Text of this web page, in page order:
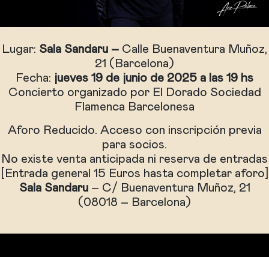
Lugar: Sala Sandaru – Calle Buenaventura Muñoz,
21 (Barcelona)
Fecha: jueves 19 de junio de 2025 a las 19 hs
Concierto organizado por El Dorado Sociedad
Flamenca Barcelonesa
Aforo Reducido. Acceso con inscripción previa
para socios.
No existe venta anticipada ni reserva de entradas
[Entrada general 15 Euros hasta completar aforo]
Sala Sandaru– C/ Buenaventura Muñoz, 21
(08018 – Barcelona)